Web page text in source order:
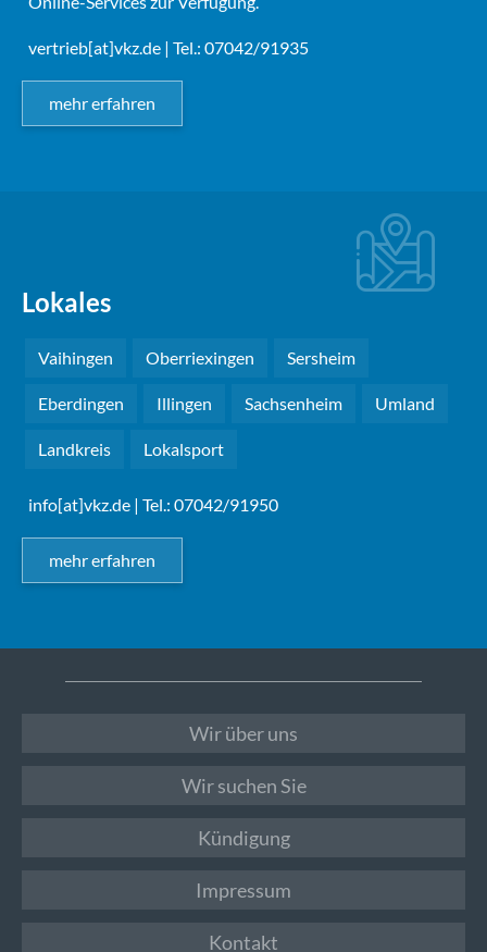
vertrieb[at]vkz.de | Tel.: 07042/91935
mehr erfahren
Lokales
Vaihingen Oberriexingen Sersheim
Eberdingen Illingen Sachsenheim Umland
Landkreis Lokalsport
info[at]vkz.de | Tel.: 07042/91950
mehr erfahren
Wir über uns
Wir suchen Sie
Kündigung
Impressum
Kontakt